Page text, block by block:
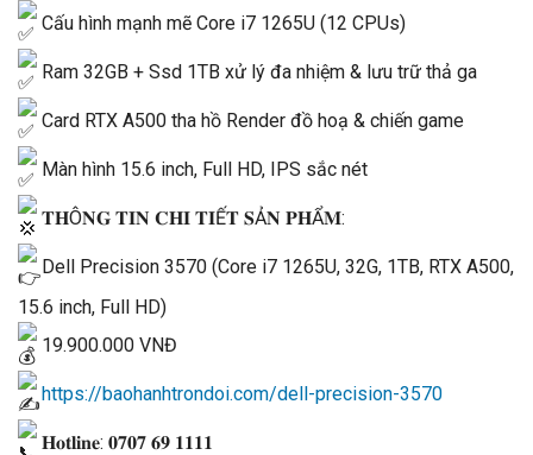
Cấu hình mạnh mẽ Core i7 1265U (12 CPUs)
Ram 32GB + Ssd 1TB xử lý đa nhiệm & lưu trữ thả ga
Card RTX A500 tha hồ Render đồ hoạ & chiến game
Màn hình 15.6 inch, Full HD, IPS sắc nét
𝐓𝐇Ô𝐍𝐆 𝐓𝐈𝐍 𝐂𝐇𝐈 𝐓𝐈Ế𝐓 𝐒Ả𝐍 𝐏𝐇Ẩ𝐌:
Dell Precision 3570 (Core i7 1265U, 32G, 1TB, RTX A500,
15.6 inch, Full HD)
19.900.000 VNĐ
https://baohanhtrondoi.com/dell-precision-3570
𝐇𝐨𝐭𝐥𝐢𝐧𝐞: 𝟎𝟕𝟎𝟕 𝟔𝟗 𝟏𝟏𝟏𝟏